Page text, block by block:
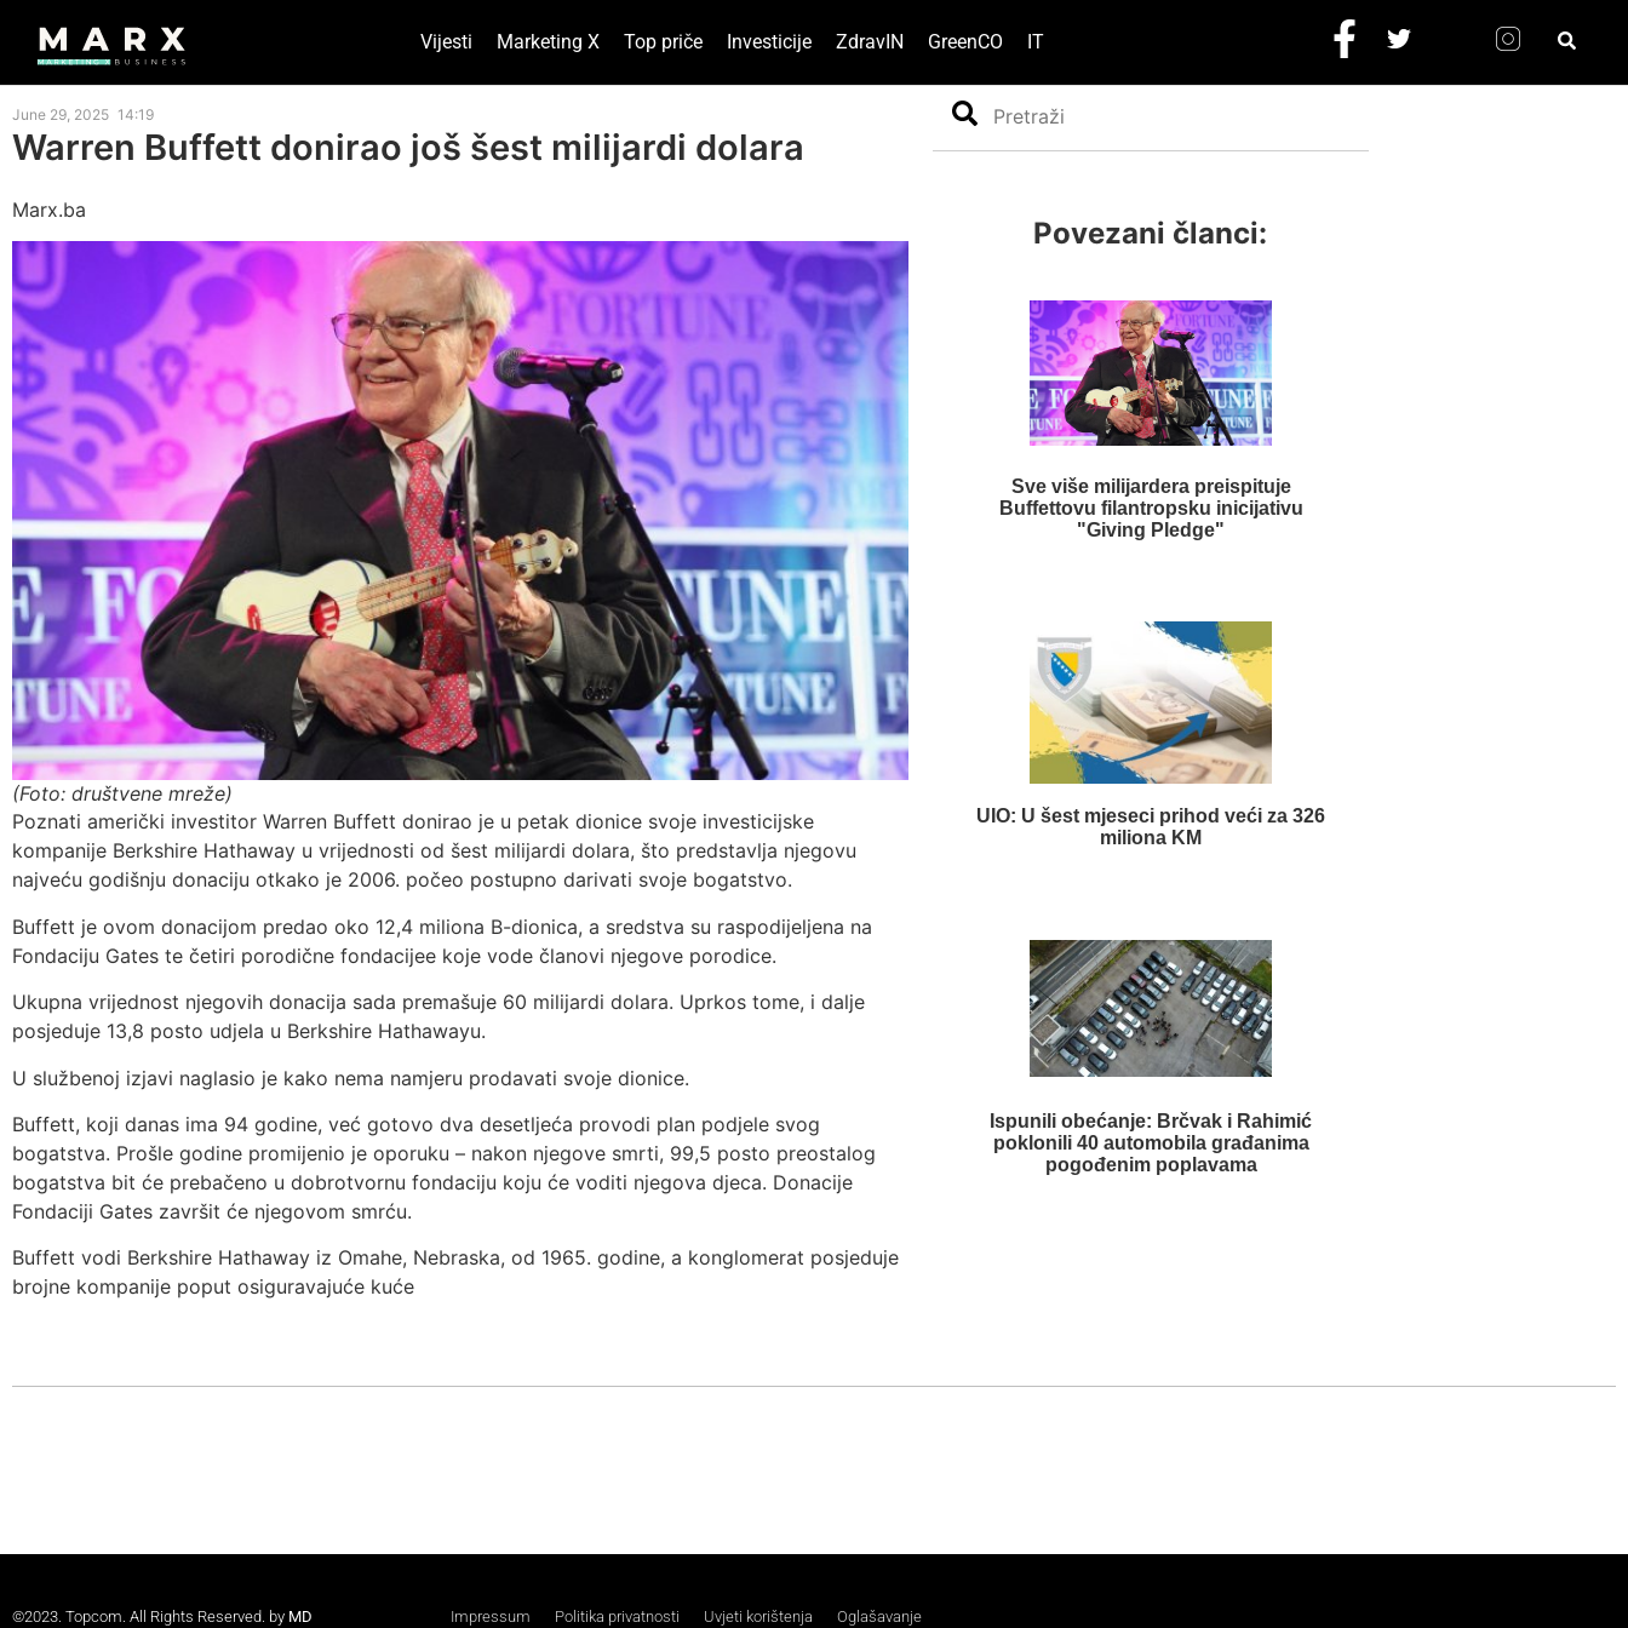
Vijesti Marketing X Top priče Investicije ZdravIN GreenCO IT
June 29, 2025 14:19
Warren Buffett donirao još šest milijardi dolara
Marx.ba
(Foto: društvene mreže)
Poznati američki investitor Warren Buffett donirao je u petak dionice svoje investicijske
kompanije Berkshire Hathaway u vrijednosti od šest milijardi dolara, što predstavlja njegovu
najveću godišnju donaciju otkako je 2006. počeo postupno darivati svoje bogatstvo.
Buffett je ovom donacijom predao oko 12,4 miliona B-dionica, a sredstva su raspodijeljena na
Fondaciju Gates te četiri porodične fondacijee koje vode članovi njegove porodice.
Ukupna vrijednost njegovih donacija sada premašuje 60 milijardi dolara. Uprkos tome, i dalje
posjeduje 13,8 posto udjela u Berkshire Hathawayu.
U službenoj izjavi naglasio je kako nema namjeru prodavati svoje dionice.
Buffett, koji danas ima 94 godine, već gotovo dva desetljeća provodi plan podjele svog
bogatstva. Prošle godine promijenio je oporuku – nakon njegove smrti, 99,5 posto preostalog
bogatstva bit će prebačeno u dobrotvornu fondaciju koju će voditi njegova djeca. Donacije
Fondaciji Gates završit će njegovom smrću.
Buffett vodi Berkshire Hathaway iz Omahe, Nebraska, od 1965. godine, a konglomerat posjeduje
brojne kompanije poput osiguravajuće kuće
Search
Povezani članci:
Sve više milijardera preispituje
Buffettovu filantropsku inicijativu
"Giving Pledge"
UIO: U šest mjeseci prihod veći za 326
miliona KM
Ispunili obećanje: Brčvak i Rahimić
poklonili 40 automobila građanima
pogođenim poplavama
©2023. Topcom. All Rights Reserved. by MD Impressum Politika privatnosti Uvjeti korištenja Oglašavanje